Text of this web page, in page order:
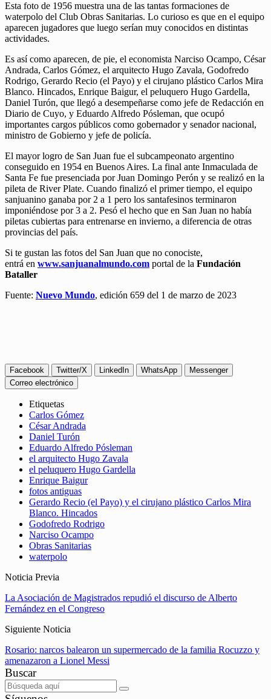
Esta foto de 1956 muestra una de las tantas formaciones de
waterpolo del Club Obras Sanitarias. Lo curioso es que en el equipo
aparecen jugadores que luego serían muy conocidos en distintas
actividades.
Es así como aparecen, de pie, el economista Narciso Ocampo, César
Andrada, Carlos Gómez, el arquitecto Hugo Zavala, Godofredo
Rodrigo, Gerardo Recio (el Payo) y el cirujano plástico Carlos Mira
Blanco. Hincados, Enrique Baigur, el peluquero Hugo Gardella,
Daniel Turón, que llegó a desempeñarse como jefe de Redacción en
Diario de Cuyo, y Eduardo Alfredo Pósleman, que ocupó
importantes cargos públicos como gobernador y senador nacional,
ministro de Gobierno y jefe de policía.
El mayor logro de San Juan fue el subcampeonato argentino
conseguido en 1954 en Buenos Aires. La final ante Inmaculada de
Santa Fe fue presenciada por Juan Domingo Perón y se realizó en la
pileta de River Plate. Cuando finalizó el primer tiempo, el equipo
sanjuanino ganaba por 2 a 1 pero los santafesinos terminaron
imponiéndose por 3 a 2. Pesó el hecho que en San Juan no había
piletas cubiertas para entrenarse en invierno, a diferencia de otras
provincias del país.
Si te gustan las fotos del San Juan que no conociste,
entrá en www.sanjuanalmundo.com portal de la Fundación
Bataller
Fuente: Nuevo Mundo, edición 659 del 1 de marzo de 2023
Facebook Twitter/X LinkedIn WhatsApp
Messenger
Correo electrónico
Etiquetas
Carlos Gómez
César Andrada
Daniel Turón
Eduardo Alfredo Pósleman
el arquitecto Hugo Zavala
el peluquero Hugo Gardella
Enrique Baigur
fotos antiguas
Gerardo Recio (el Payo) y el cirujano plástico Carlos Mira
Blanco. Hincados
Godofredo Rodrigo
Narciso Ocampo
Obras Sanitarias
waterpolo
Noticia Previa
La Asociación de Magistrados repudió el discurso de Alberto
Fernández en el Congreso
Siguiente Noticia
Rosario: narcos balearon un supermercado de la familia Rocuzzo y
amenazaron a Lionel Messi
Buscar